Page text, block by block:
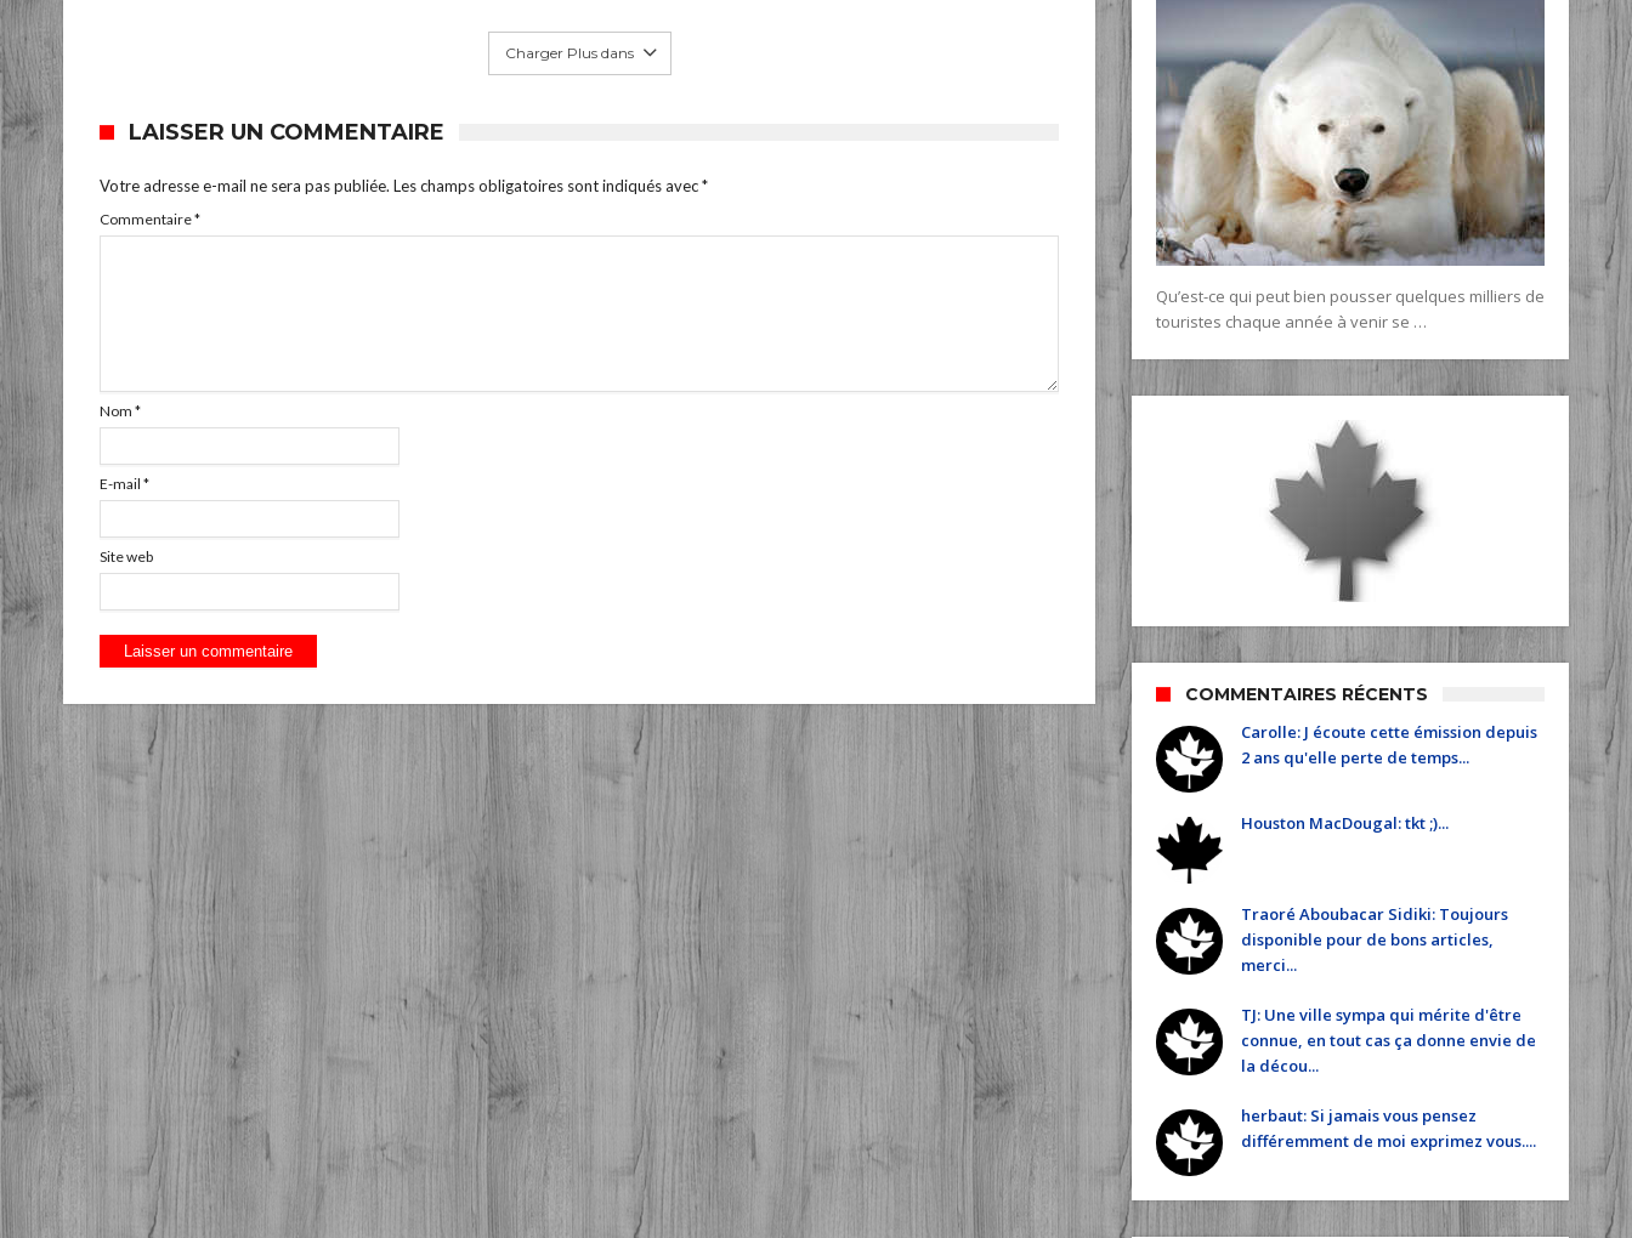
Charger Plus dans
LAISSER UN COMMENTAIRE
Votre adresse e-mail ne sera pas publiée. Les champs obligatoires sont indiqués avec*
Commentaire*
Nom *
E-mail *
Site web
Qu’est-ce qui peut bien pousser quelques milliers de
touristes chaque année à venir se …
COMMENTAIRES RÉCENTS
Carolle: J écoute cette émission depuis
2 ans qu'elle perte de temps...
Houston MacDougal: tkt ;)...
Traoré Aboubacar Sidiki: Toujours
disponible pour de bons articles,
merci...
TJ: Une ville sympa qui mérite d'être
connue, en tout cas ça donne envie de
la décou...
herbaut: Si jamais vous pensez
différemment de moi exprimez vous....